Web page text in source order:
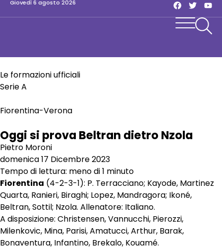
giovedì 6 agosto 2026
Le formazioni ufficiali
Serie A
Fiorentina-Verona
Oggi si prova Beltran dietro Nzola
Pietro Moroni
domenica 17 Dicembre 2023
Tempo di lettura: meno di 1 minuto
Fiorentina (4-2-3-1): P. Terracciano; Kayode, Martinez
Quarta, Ranieri, Biraghi; Lopez, Mandragora; Ikoné,
Beltran, Sottil; Nzola. Allenatore: Italiano.
A disposizione: Christensen, Vannucchi, Pierozzi,
Milenkovic, Mina, Parisi, Amatucci, Arthur, Barak,
Bonaventura, Infantino, Brekalo, Kouamé.